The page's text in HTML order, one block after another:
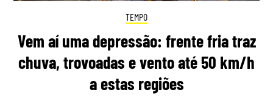
TEMPO
Vem aí uma depressão: frente fria traz
chuva, trovoadas e vento até 50 km/h
a estas regiões